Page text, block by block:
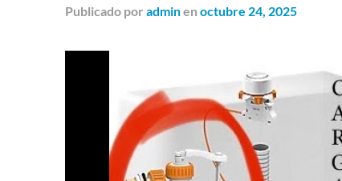
Publicado por adminen octubre 24, 2025